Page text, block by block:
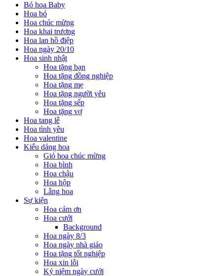
Bó hoa Baby
Hoa bó
Hoa chúc mừng
Hoa khai trương
Hoa lan hồ điệp
Hoa ngày 20/10
Hoa sinh nhật
Hoa tặng bạn
Hoa tặng đồng nghiệp
Hoa tặng mẹ
Hoa tặng người yêu
Hoa tặng sếp
Hoa tặng vợ
Hoa tang lễ
Hoa tình yêu
Hoa valentine
Kiểu dáng hoa
Giỏ hoa chúc mừng
Hoa bình
Hoa chậu
Hoa hộp
Lẵng hoa
Sự kiện
Hoa cảm ơn
Hoa cưới
Background
Hoa ngày 8/3
Hoa ngày nhà giáo
Hoa tặng tốt nghiệp
Hoa xin lỗi
Kỷ niệm ngày cưới